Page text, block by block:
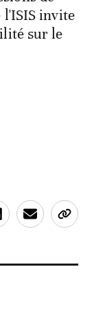
l'ISIS invite
sur le